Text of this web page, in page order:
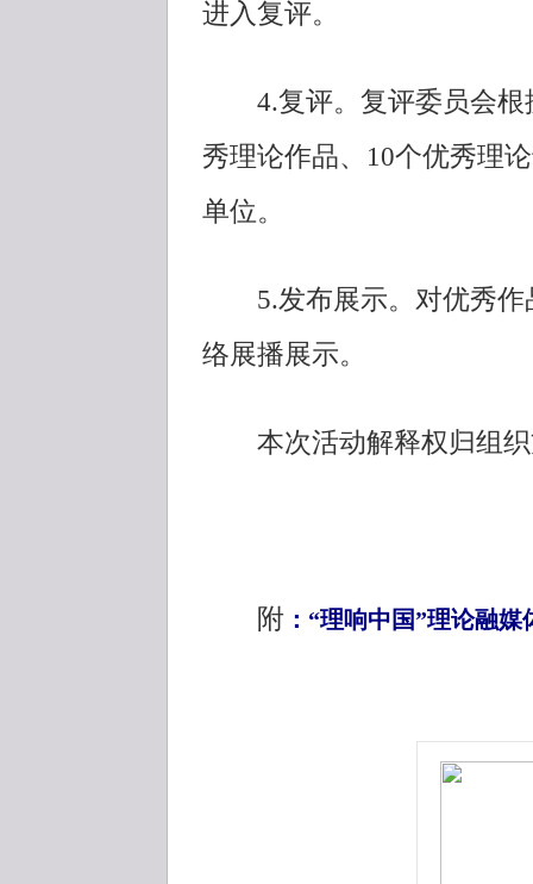
进入复评。
4.复评。复评委员会根
秀理论作品、10个优秀理
单位。
5.发布展示。对优秀作
络展播展示。
本次活动解释权归组织
附 ：“理响中国”理论融